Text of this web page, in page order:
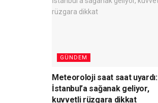
GÜNDEM
Meteoroloji saat saat uyardı:
İstanbul’a sağanak geliyor,
kuvvetli rüzgara dikkat